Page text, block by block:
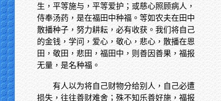
生，平等施与，平等爱护；或慈心照顾病人，
侍奉汤药，是在福田中种福。等如农夫在田中
散播种子，努力耕耘，必有收获。我们将自己
的金钱，学问，爱心，敬心，悲心，散播在恩
田，敬田，悲田，福田中，则善因善果，福报
无量，是名种福。
有人以为将自己财物分给别人，自己必遭
损失，往往善财难舍；殊不知乐善好施，福报